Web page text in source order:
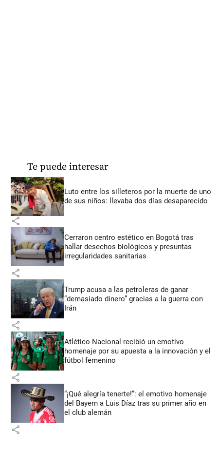
Te puede interesar
Luto entre los silleteros por la muerte de uno
de sus niños: llevaba dos días desaparecido
share
Cerraron centro estético en Bogotá tras
hallar desechos biológicos y presuntas
irregularidades sanitarias
share
Trump acusa a las petroleras de ganar
“demasiado dinero” gracias a la guerra con
Irán
share
Atlético Nacional recibió un emotivo
homenaje por su apuesta a la innovación y el
fútbol femenino
share
“¡Qué alegría tenerte!”: el emotivo homenaje
del Bayern a Luis Díaz tras su primer año en
el club alemán
share